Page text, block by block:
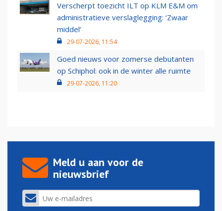
Verscherpt toezicht ILT op KLM E&M om
administratieve verslaglegging: ‘Zwaar
middel’
29-07-2026, 11:54
Goed nieuws voor zomerse debutanten
op Schiphol: ook in de winter alle ruimte
29-07-2026, 11:20
Meld u aan voor de
nieuwsbrief